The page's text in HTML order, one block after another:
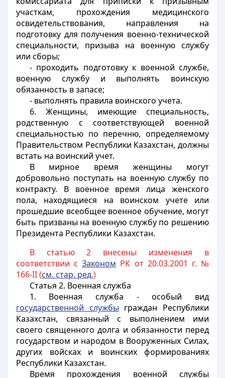
участкам, прохождения медицинского
освидетельствования, направления на
подготовку для получения военно-технической
специальности, призыва на военную службу
или сборы;
- проходить подготовку к военной службе,
военную службу и выполнять воинскую
обязанность в запасе;
- выполнять правила воинского учета.
6. Женщины, имеющие специальность,
родственную с соответствующей военной
специальностью по перечню, определяемому
Правительством Республики Казахстан, должны
встать на воинский учет.
В мирное время женщины могут
добровольно поступать на военную службу по
контракту. В военное время лица женского
пола, находящиеся на воинском учете или
прошедшие всеобщее военное обучение, могут
быть призваны на военную службу по решению
Президента Республики Казахстан.
В статью 2 внесены изменения в
соответствии сЗаконом РК от 20.03.2001 г. №
166-II (см. стар. ред.)
Статья 2. Военная служба
1. Военная служба - особый вид
государственной службы граждан Республики
Казахстан, связанный с выполнением ими
своего священного долга и обязанности перед
государством и народом в Вооруженных Силах,
других войсках и воинских формированиях
Республики Казахстан.
Время прохождения военной службы